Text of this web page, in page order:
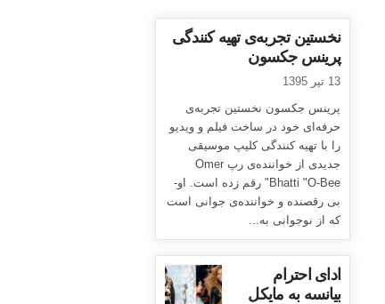
نخستین تجربه‌ی تهیه کنندگی
پرینس جکسون
13 تیر 1395
پرینس جکسون نخستین تجربه‌ی
حرفه‌ای خود در ساخت فیلم و ویدیو
را با تهیه کنندگی کلیپ موسیقی
جدیدی از خواننده‌ی رپ Omer
Bhatti "O-Bee" رقم زده است. او-
بی رقصنده و خواننده‌ی جوانی است
که از نوجوانی به...
ادای احترام
بیانسه به مایکل